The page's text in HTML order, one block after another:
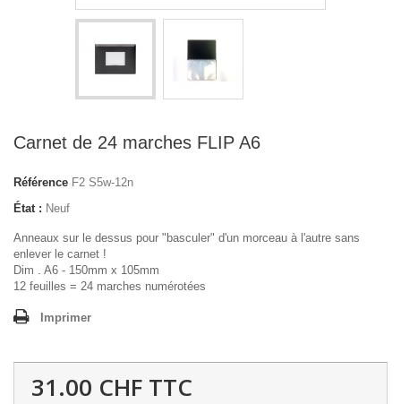
Carnet de 24 marches FLIP A6
Référence F2 S5w-12n
État : Neuf
Anneaux sur le dessus pour "basculer" d'un morceau à l'autre sans
enlever le carnet !
Dim . A6 - 150mm x 105mm
12 feuilles = 24 marches numérotées
Imprimer
31.00 CHF TTC